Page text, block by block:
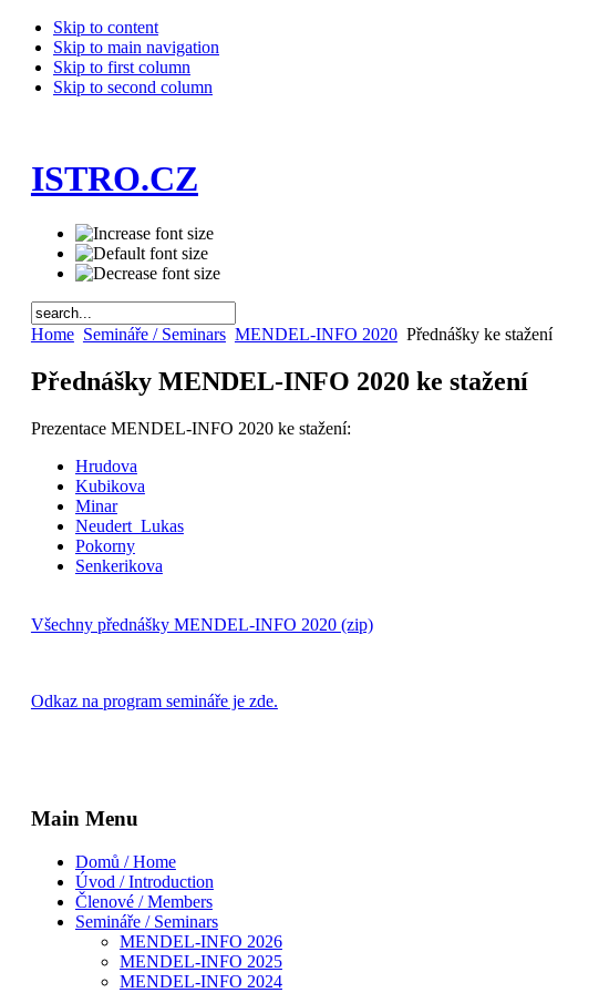
Skip to content
Skip to main navigation
Skip to first column
Skip to second column
ISTRO.CZ
Home Semináře / Seminars MENDEL-INFO 2020 Přednášky ke stažení
Přednášky MENDEL-INFO 2020 ke stažení
Prezentace MENDEL-INFO 2020 ke stažení:
Hrudova
Kubikova
Minar
Neudert_Lukas
Pokorny
Senkerikova
Všechny přednášky MENDEL-INFO 2020 (zip)
Odkaz na program semináře je zde.
Main Menu
Domů / Home
Úvod / Introduction
Členové / Members
Semináře / Seminars
MENDEL-INFO 2026
MENDEL-INFO 2025
MENDEL-INFO 2024